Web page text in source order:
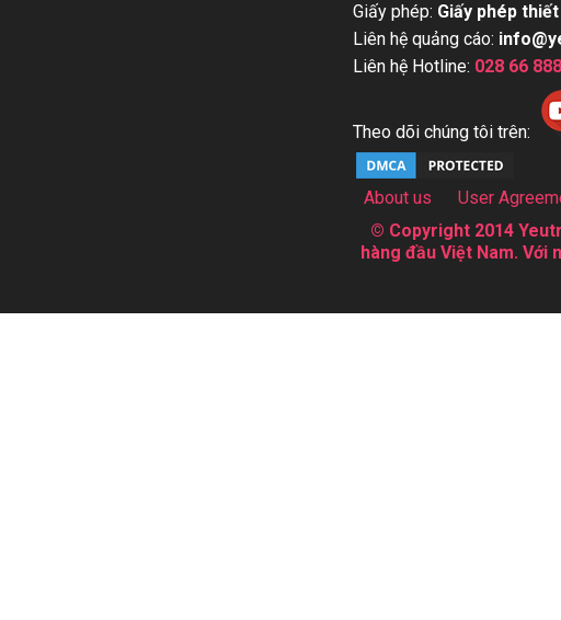
Giấy phép: Giấy phép
Liên hệ quảng cáo:
Liên hệ Hotline: 028 66
Theo dõi chúng tôi trên:
About us User
© Copyright 2014
hàng đầu Việt Nam. Với